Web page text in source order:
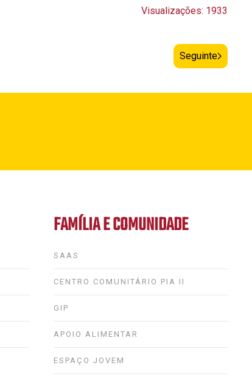
Visualizações: 1933
Seguinte
FAMÍLIA E COMUNIDADE
SAAS
CENTRO COMUNITÁRIO PIA II
GIP
APOIO ALIMENTAR
ESPAÇO JOVEM